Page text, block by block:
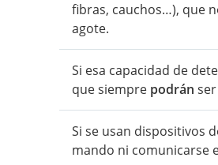
fibras, cauchos…), que
agote.
Si esa capacidad de
que siempre podrán
Si se usan dispositivos
mando ni comunicarse